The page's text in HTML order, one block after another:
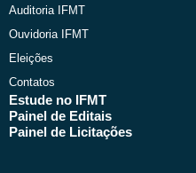
Auditoria IFMT
Ouvidoria IFMT
Eleições
Contatos
Estude no IFMT
Painel de Editais
Painel de Licitações